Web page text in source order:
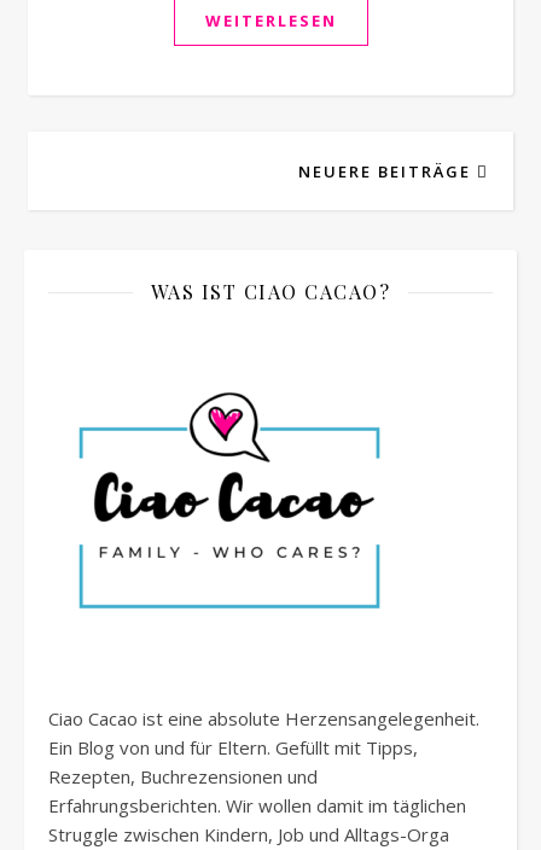
WEITERLESEN
NEUERE BEITRÄGE
WAS IST CIAO CACAO?
Ciao Cacao ist eine absolute Herzensangelegenheit.
Ein Blog von und für Eltern. Gefüllt mit Tipps,
Rezepten, Buchrezensionen und
Erfahrungsberichten. Wir wollen damit im täglichen
Struggle zwischen Kindern, Job und Alltags-Orga